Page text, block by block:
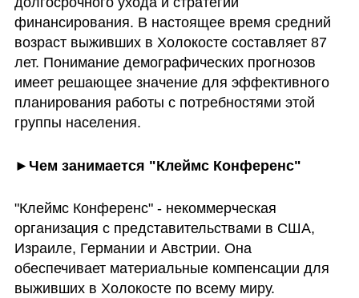
финансирования. В настоящее время средний
возраст выживших в Холокосте составляет 87
лет. Понимание демографических прогнозов
имеет решающее значение для эффективного
планирования работы с потребностями этой
группы населения.
►Чем занимается "Клеймс Конференс"
"Клеймс Конференс" - некоммерческая
организация с представительствами в США,
Израиле, Германии и Австрии. Она
обеспечивает материальные компенсации для
выживших в Холокосте по всему миру.